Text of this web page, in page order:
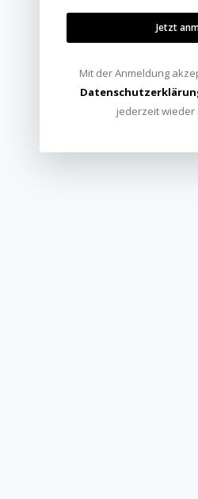
Jetzt
Mit der Anmeldung
jederzeit wieder